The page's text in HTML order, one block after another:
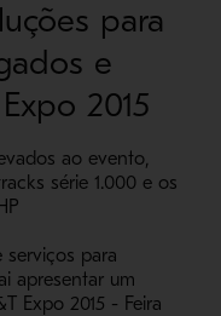
para
e
2015
ao evento,
série 1.000 e os
serviços para
apresentar um
Expo 2015 - Feira